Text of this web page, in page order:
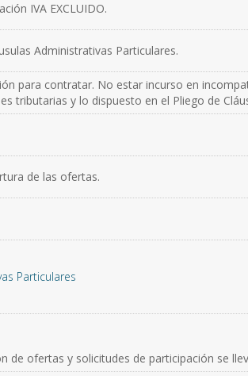
IVA EXCLUIDO.
Administrativas Particulares.
para contratar. No estar incurso en
tributarias y lo dispuesto en el Pliego de
de las ofertas.
Particulares
de ofertas y solicitudes de participación se